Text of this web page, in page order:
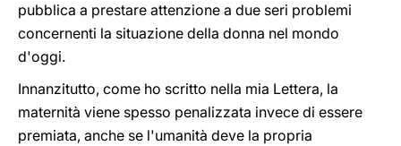
pubblica a prestare attenzione a due seri problemi
concernenti la situazione della donna nel mondo
d'oggi.
Innanzitutto, come ho scritto nella mia Lettera, la
maternità viene spesso penalizzata invece di essere
premiata, anche se l'umanità deve la propria